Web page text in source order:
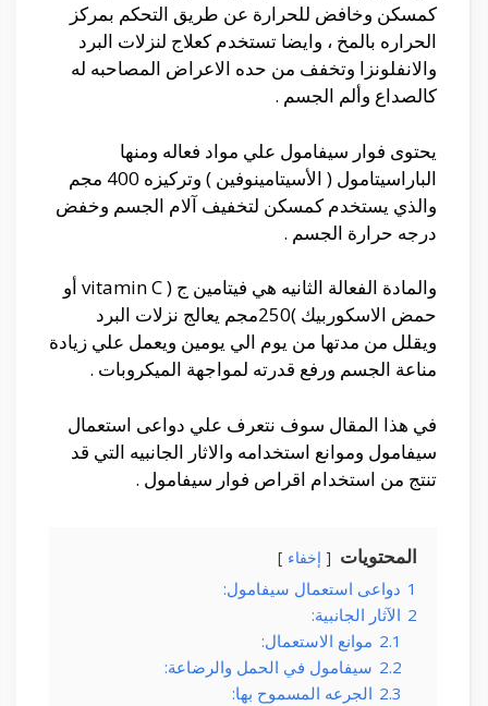
كمسكن وخافض للحرارة عن طريق التحكم بمركز
الحراره بالمخ ، وايضا تستخدم كعلاج لنزلات البرد
والانفلونزا وتخفف من حده الاعراض المصاحبه له
كالصداع وألم الجسم .
يحتوى فوار سيفامول علي مواد فعاله ومنها
الباراسيتامول ( الأسيتامينوفين ) وتركيزه 400 مجم
والذي يستخدم كمسكن لتخفيف آلام الجسم وخفض
درجه حرارة الجسم .
والمادة الفعالة الثانيه هي فيتامين ج ( vitamin C أو
حمض الاسكوربيك )250مجم يعالج نزلات البرد
ويقلل من مدتها من يوم الي يومين ويعمل علي زيادة
مناعة الجسم ورفع قدرته لمواجهة الميكروبات .
في هذا المقال سوف نتعرف علي دواعى استعمال
سيفامول وموانع استخدامه والاثار الجانبيه التي قد
تنتج من استخدام اقراص فوار سيفامول .
المحتويات إخفاء
1 دواعى استعمال سيفامول:
2 الآثار الجانبية:
2.1 موانع الاستعمال:
2.2 سيفامول في الحمل والرضاعة:
2.3 الجرعه المسموح بها: